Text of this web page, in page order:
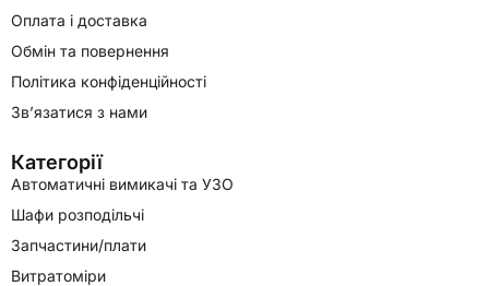
Оплата і доставка
Обмін та повернення
Політика конфіденційності
Зв’язатися з нами
Категорії
Автоматичні вимикачі та УЗО
Шафи розподільчі
Запчастини/плати
Витратоміри